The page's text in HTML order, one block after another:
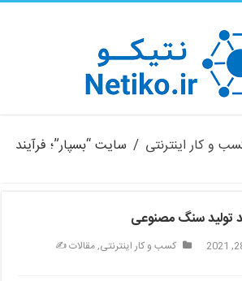
و کار اینترنتی / سایت “بسپار”؛ فرآیند
تولید سنگ مصنوعی
کسب و کار اینترنتی,مقالات ✍️